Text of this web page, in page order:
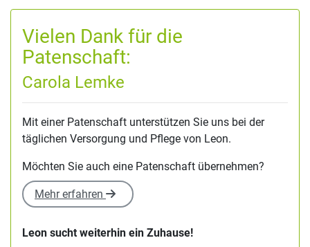
Vielen Dank für die
Patenschaft:
Carola Lemke
Mit einer Patenschaft unterstützen Sie uns bei der
täglichen Versorgung und Pflege von Leon.
Möchten Sie auch eine Patenschaft übernehmen?
Mehr erfahren
Leon sucht weiterhin ein Zuhause!